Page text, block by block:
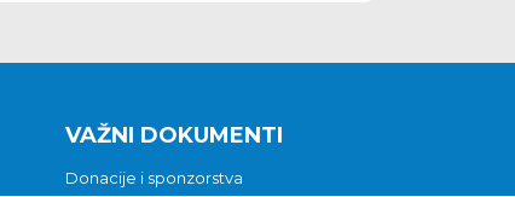
VAŽNI DOKUMENTI
Donacije i sponzorstva